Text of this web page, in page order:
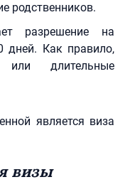
родственников.
разрешение на
дней. Как правило,
длительные
является виза
визы